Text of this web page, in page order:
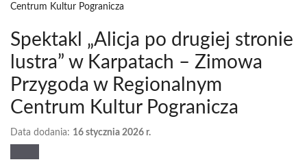
Centrum Kultur Pogranicza
Spektakl „Alicja po drugiej stronie
lustra” w Karpatach – Zimowa
Przygoda w Regionalnym
Centrum Kultur Pogranicza
Data dodania: 16 stycznia 2026 r.